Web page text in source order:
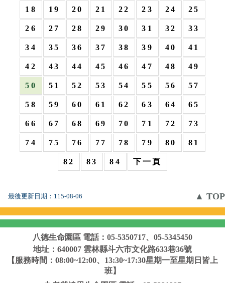
18 19 20 21 22 23 24 25
26 27 28 29 30 31 32 33
34 35 36 37 38 39 40 41
42 43 44 45 46 47 48 49
50 51 52 53 54 55 56 57
58 59 60 61 62 63 64 65
66 67 68 69 70 71 72 73
74 75 76 77 78 79 80 81
82 83 84 下一頁
最後更新日期： 115-08-06 ▲ TOP
八德生命園區 電話：05-5350717、05-5345450
地址：640007 雲林縣斗六市文化路633巷36號
【服務時間：08:00~12:00、13:30~17:30星期一至星期日皆上
班】